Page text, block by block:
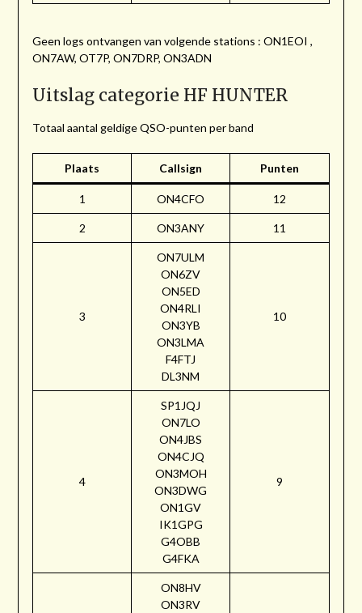
Geen logs ontvangen van volgende stations : ON1EOI ,
ON7AW, OT7P, ON7DRP, ON3ADN
Uitslag categorie HF HUNTER
Totaal aantal geldige QSO-punten per band
Plaats Callsign Punten
1 ON4CFO 12
2 ON3ANY 11
3
ON7ULM
ON6ZV
ON5ED
ON4RLI
ON3YB
ON3LMA
F4FTJ
DL3NM
10
4
SP1JQJ
ON7LO
ON4JBS
ON4CJQ
ON3MOH
ON3DWG
ON1GV
IK1GPG
G4OBB
G4FKA
9
ON8HV
ON3RV